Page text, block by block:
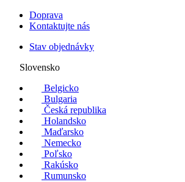
Doprava
Kontaktujte nás
Stav objednávky
Slovensko
Belgicko
Bulgaria
Česká republika
Holandsko
Maďarsko
Nemecko
Poľsko
Rakúsko
Rumunsko